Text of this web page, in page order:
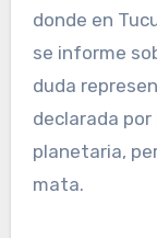
donde en
se informe
duda
declarada por
planetaria,
mata.